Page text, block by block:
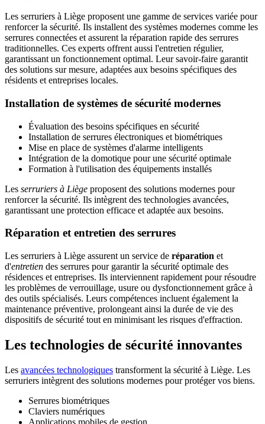
Les serruriers à Liège proposent une gamme de services variée pour
renforcer la sécurité. Ils installent des systèmes modernes comme les
serrures connectées et assurent la réparation rapide des serrures
traditionnelles. Ces experts offrent aussi l'entretien régulier,
garantissant un fonctionnement optimal. Leur savoir-faire garantit
des solutions sur mesure, adaptées aux besoins spécifiques des
résidents et entreprises locales.
Installation de systèmes de sécurité modernes
Évaluation des besoins spécifiques en sécurité
Installation de serrures électroniques et biométriques
Mise en place de systèmes d'alarme intelligents
Intégration de la domotique pour une sécurité optimale
Formation à l'utilisation des équipements installés
Les serruriers à Liège proposent des solutions modernes pour
renforcer la sécurité. Ils intègrent des technologies avancées,
garantissant une protection efficace et adaptée aux besoins.
Réparation et entretien des serrures
Les serruriers à Liège assurent un service de réparation et
d'entretien des serrures pour garantir la sécurité optimale des
résidences et entreprises. Ils interviennent rapidement pour résoudre
les problèmes de verrouillage, usure ou dysfonctionnement grâce à
des outils spécialisés. Leurs compétences incluent également la
maintenance préventive, prolongeant ainsi la durée de vie des
dispositifs de sécurité tout en minimisant les risques d'effraction.
Les technologies de sécurité innovantes
Les avancées technologiques transforment la sécurité à Liège. Les
serruriers intègrent des solutions modernes pour protéger vos biens.
Serrures biométriques
Claviers numériques
Applications mobiles de gestion